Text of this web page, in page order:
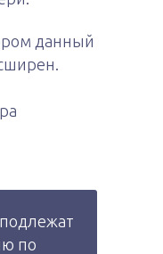
данный
по